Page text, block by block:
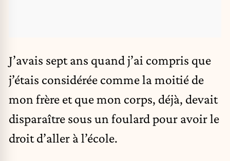
J’avais sept ans quand j’ai compris que
j’étais considérée comme la moitié de
mon frère et que mon corps, déjà, devait
disparaître sous un foulard pour avoir le
droit d’aller à l’école.